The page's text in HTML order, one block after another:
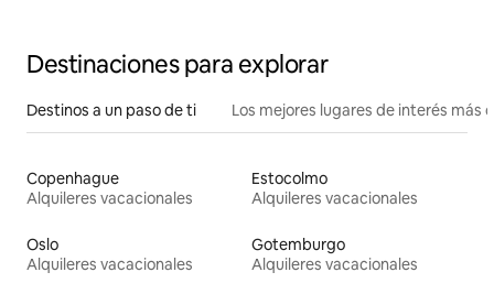
Destinaciones para explorar
Destinos a un paso de ti Los mejores lugares de interés más
Copenhague
Alquileres vacacionales
Estocolmo
Alquileres vacacionales
Oslo
Alquileres vacacionales
Gotemburgo
Alquileres vacacionales